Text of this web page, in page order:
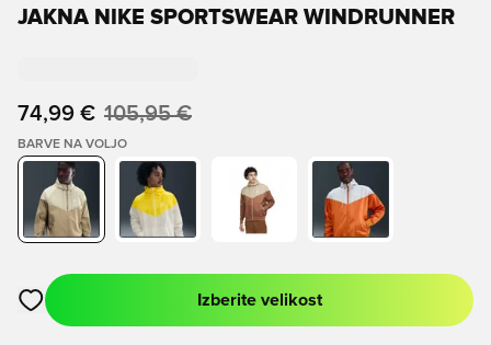
JAKNA NIKE SPORTSWEAR WINDRUNNER
74,99 € 105,95 €
BARVE NA VOLJO
Odpre Modal za prijavo ali vpis kot član
Izberite velikost